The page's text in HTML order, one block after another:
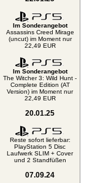
Im Sonderangebot
Assassins Creed Mirage
(uncut) im Moment nur
22,49 EUR
Im Sonderangebot
The Witcher 3: Wild Hunt -
Complete Edition (AT
Version) im Moment nur
22,49 EUR
20.01.25
Reste sofort lieferbar:
PlayStation 5 Disc
Laufwerk SLIM + Cover
und 2 Standfüßen
07.09.24